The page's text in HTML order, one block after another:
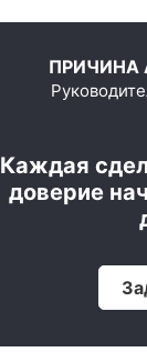
ПРИЧИНА
Каждая
доверие